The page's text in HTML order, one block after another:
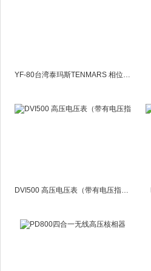
YF-80台湾泰玛斯TENMARS 相位表YF80
DVI500 高压电压表（带有电压指示功能的验电器）